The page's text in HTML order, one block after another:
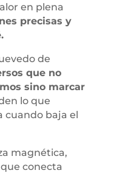
en plena
precisas y
de
que no
sino marcar
lo que
cuando baja el
magnética,
conecta